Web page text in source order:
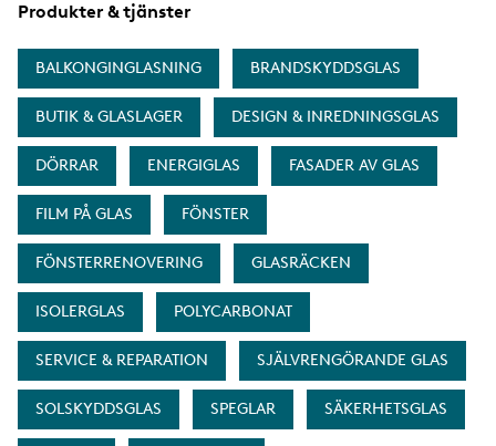
Produkter & tjänster
BALKONGINGLASNING BRANDSKYDDSGLAS
BUTIK & GLASLAGER DESIGN & INREDNINGSGLAS
DÖRRAR ENERGIGLAS FASADER AV GLAS
FILM PÅ GLAS FÖNSTER
FÖNSTERRENOVERING GLASRÄCKEN
ISOLERGLAS POLYCARBONAT
SERVICE & REPARATION SJÄLVRENGÖRANDE GLAS
SOLSKYDDSGLAS SPEGLAR SÄKERHETSGLAS